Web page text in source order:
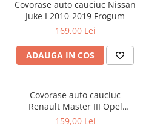
Covorase auto cauciuc Nissan
Juke I 2010-2019 Frogum
169,00 Lei
ADAUGA IN COS
Covorase auto cauciuc
Renault Master III Opel
Movano B Nissan NV400
159,00 Lei